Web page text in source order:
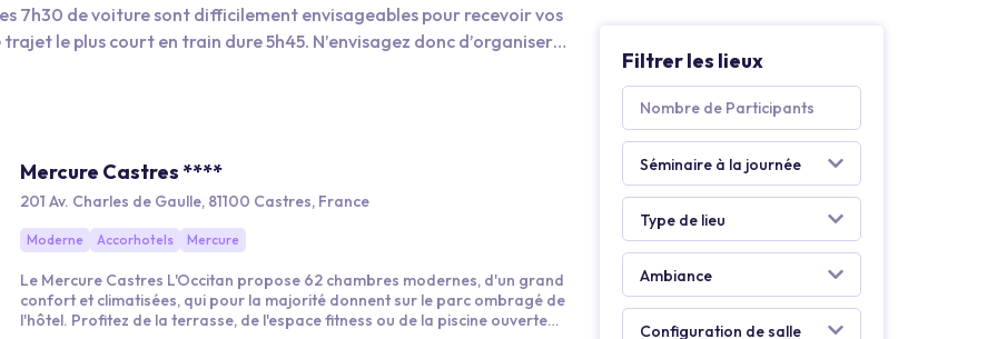
Filtrer les lieux
7h30 de voiture sont difficilement envisageables pour recevoir vos
le plus court en train dure 5h45. N’envisagez donc d’organiser
ci dure au moins trois jours. Proposez à vos collaborateurs de
de s’y balader, de flâner dans les rues, de faire les boutiques
grâce à celles-ci que la ville porte le nom de petite Venise du
vraiment le détour. Pour profiter de la nature, proposez des
noire ou en partant à la conquête de la passerelle. Mais
l’évêché permet de se ressourcer à proximité. Vous pouvez
match de rugby, le sport fétiche de la ville. Enfin, profitez du lac
nautiques. Grâce à Kactus, rendez l’organisation de vos
équipe se tient à votre disposition pour répondre à toutes vos
Vous aurez hâte de réaliser votre prochain séminaire à Castres !
Mercure Castres ****
201 Av. Charles de Gaulle, 81100 Castres, France
Moderne Accorhotels Mercure
Le Mercure Castres L'Occitan propose 62 chambres modernes, d'un grand
confort et climatisées, qui pour la majorité donnent sur le parc ombragé de
l'hôtel. Profitez de la terrasse, de l'espace fitness ou de la piscine ouverte